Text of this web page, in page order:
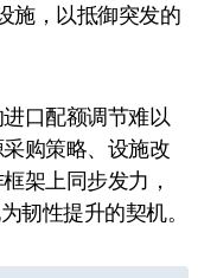
施，以抵御突发的
口配额调节难以
购策略、设施改
架上同步发力，
韧性提升的契机。